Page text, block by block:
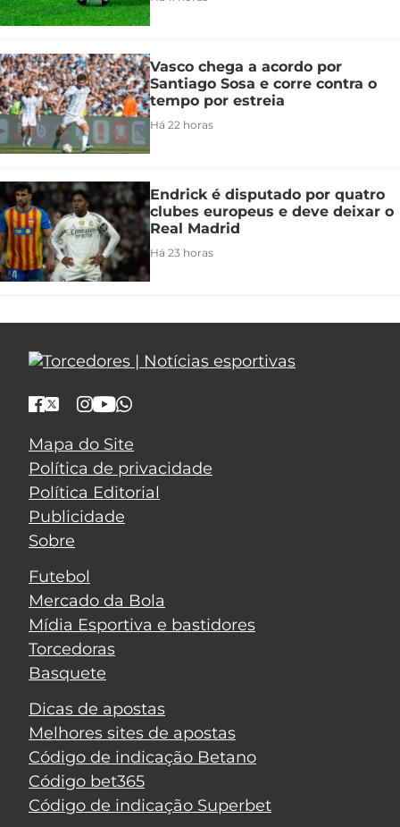
Vasco chega a acordo por
Santiago Sosa e corre contra o
tempo por estreia
Há 22 horas
Endrick é disputado por quatro
clubes europeus e deve deixar o
Real Madrid
Há 23 horas
Mapa do Site
Política de privacidade
Política Editorial
Publicidade
Sobre
Futebol
Mercado da Bola
Mídia Esportiva e bastidores
Torcedoras
Basquete
Dicas de apostas
Melhores sites de apostas
Código de indicação Betano
Código bet365
Código de indicação Superbet